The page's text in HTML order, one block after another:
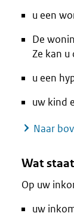
u een
De
Ze kan
u een
uw kind
Naar
Wat
Op uw
uw